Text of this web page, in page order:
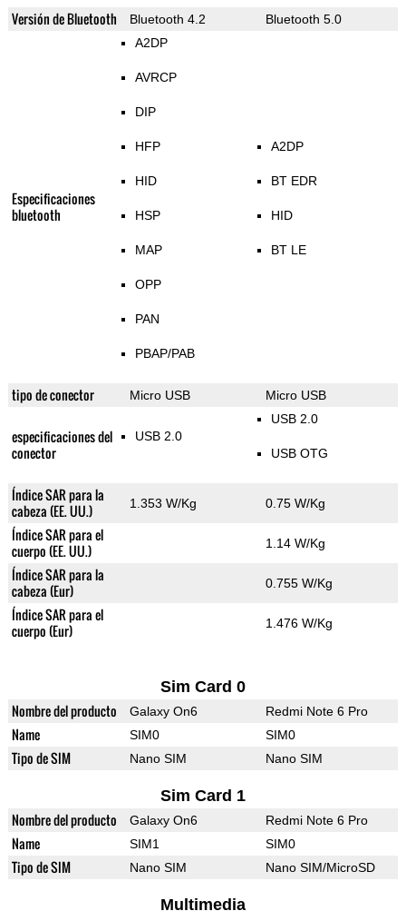
Versión de Bluetooth Bluetooth 4.2 Bluetooth 5.0
Especificaciones
bluetooth
A2DP
AVRCP
DIP
HFP
HID
HSP
MAP
OPP
PAN
PBAP/PAB
A2DP
BT EDR
HID
BT LE
tipo de conector Micro USB Micro USB
especificaciones del
conector
USB 2.0
USB 2.0
USB OTG
Índice SAR para la
cabeza (EE. UU.)
1.353 W/Kg 0.75 W/Kg
Índice SAR para el
cuerpo (EE. UU.)
1.14 W/Kg
Índice SAR para la
cabeza (Eur)
0.755 W/Kg
Índice SAR para el
cuerpo (Eur)
1.476 W/Kg
Sim Card 0
Nombre del producto Galaxy On6 Redmi Note 6 Pro
Name SIM0 SIM0
Tipo de SIM Nano SIM Nano SIM
Sim Card 1
Nombre del producto Galaxy On6 Redmi Note 6 Pro
Name SIM1 SIM0
Tipo de SIM Nano SIM Nano SIM/MicroSD
Multimedia